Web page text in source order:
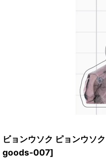
ビョンウソク ピョンウソ
goods-007]